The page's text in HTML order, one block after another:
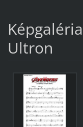
Ultron